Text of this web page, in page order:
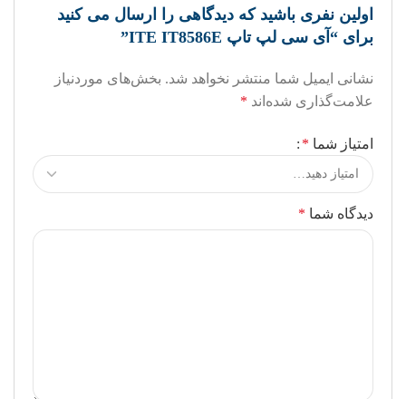
اولین نفری باشید که دیدگاهی را ارسال می کنید
برای “آی سی لپ تاپ ITE IT8586E”
نشانی ایمیل شما منتشر نخواهد شد. بخش‌های موردنیاز
علامت‌گذاری شده‌اند *
امتیاز شما *
دیدگاه شما *